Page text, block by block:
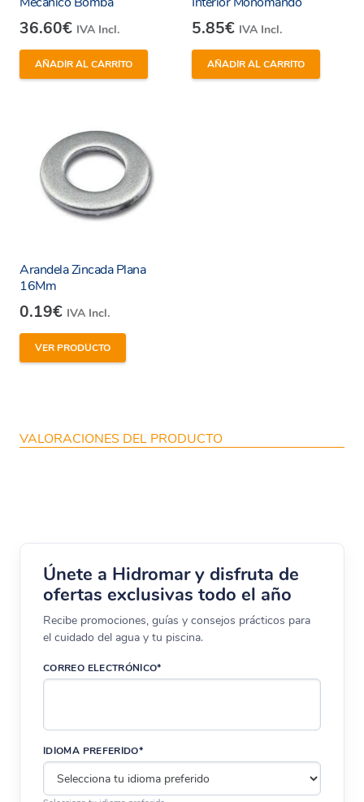
36.60€ IVA Incl.
AÑADIR AL CARRITO
5.85€ IVA Incl.
AÑADIR AL CARRITO
Arandela Zincada Plana
16Mm
0.19€ IVA Incl.
VER PRODUCTO
VALORACIONES DEL PRODUCTO
Únete a Hidromar y disfruta de
ofertas exclusivas todo el año
Recibe promociones, guías y consejos prácticos para
el cuidado del agua y tu piscina.
CORREO ELECTRÓNICO*
IDIOMA PREFERIDO*